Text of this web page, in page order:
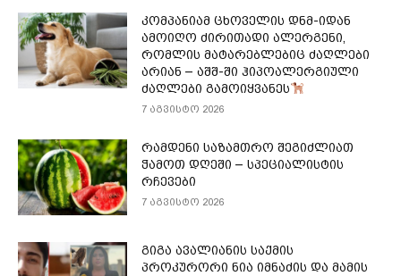
კომპანიამ ცხოველის დნმ-იდან
ამოიღო ძირითადი ალერგენი,
რომლის მატარებლებიც ძაღლები
არიან – აშშ-ში ჰიპოალერგიული
ძაღლები გამოიყვანეს
7 აგვისტო 2026
რამდენი საზამთრო შეგიძლიათ
ჭამოთ დღეში – სპეციალისტის
რჩევები
7 აგვისტო 2026
გიგა ავალიანის საქმის
პროკურორი ნია იმნაძის და მამის